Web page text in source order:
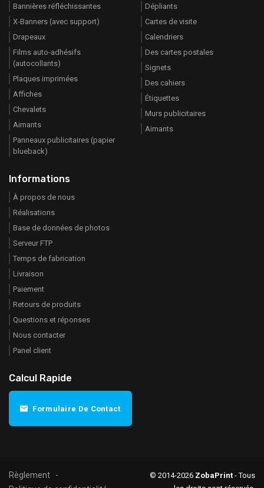
Bannières réfléchissantes
X-Banners (avec support)
Drapeaux
Films auto-adhésifs
(autocollants)
Plaques imprimées
Affiches
Chevalets
Aimants
Panneaux publicitaires (papier
blueback)
Dépliants
Cartes de visite
Calendriers
Des cartes postales
Signets
Des cahiers
Étiquettes
Murs publicitaires
Aimants
Informations
À propos de nous
Réalisations
Base de données de photos
Serveur FTP
Temps de fabrication
Livraison
Paiement
Retours de produits
Questions et réponses
Nous contacter
Panel client
Calcul Rapide
Formulaire De Contact
Règlement
© 2014-2026 ZobaPrint - Tous